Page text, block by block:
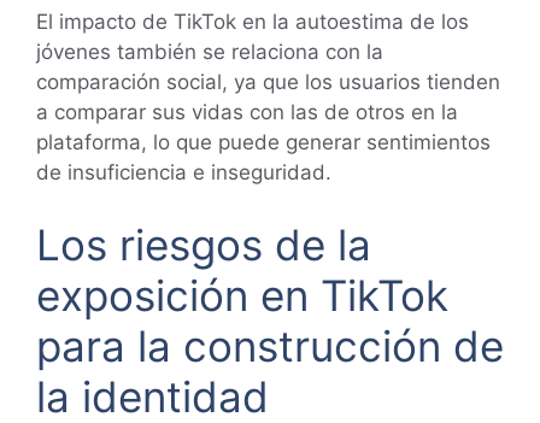
El impacto de TikTok en la autoestima de los
jóvenes también se relaciona con la
comparación social, ya que los usuarios tienden
a comparar sus vidas con las de otros en la
plataforma, lo que puede generar sentimientos
de insuficiencia e inseguridad.
Los riesgos de la
exposición en TikTok
para la construcción de
la identidad